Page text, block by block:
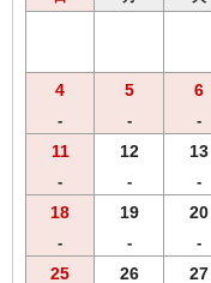
・ お造り三種盛り
※営業時間の関係上、19
さいませ。
※仕入れの状況よって内
【おことわり】 飛鳥鍋
定メニューです。恐れ入
4
-
5
-
6
-
11
-
12
-
13
-
18
-
19
-
20
-
25 26 27